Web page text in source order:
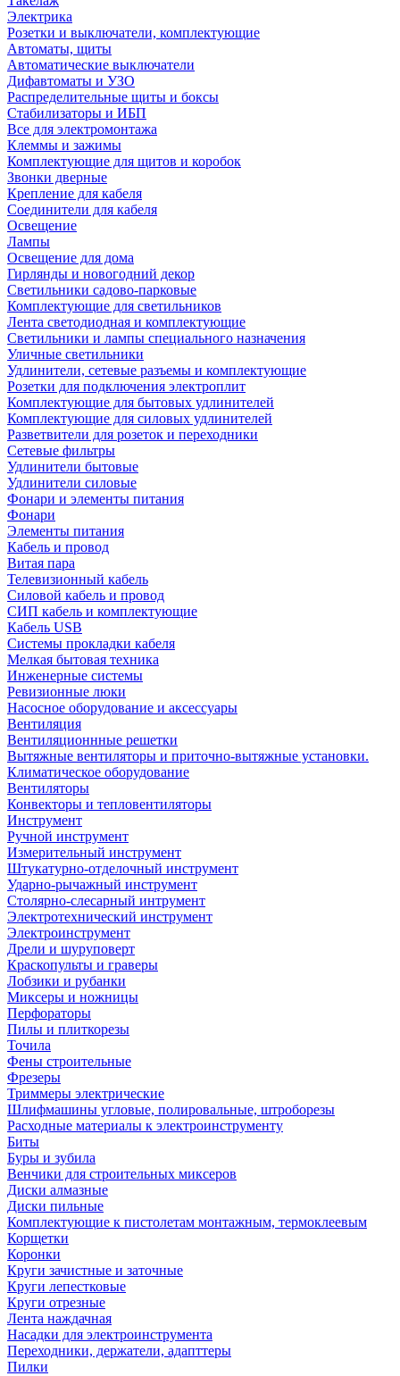
Электрика
Розетки и выключатели, комплектующие
Автоматы, щиты
Автоматические выключатели
Дифавтоматы и УЗО
Распределительные щиты и боксы
Стабилизаторы и ИБП
Все для электромонтажа
Клеммы и зажимы
Комплектующие для щитов и коробок
Звонки дверные
Крепление для кабеля
Соединители для кабеля
Освещение
Лампы
Освещение для дома
Гирлянды и новогодний декор
Светильники садово-парковые
Комплектующие для светильников
Лента светодиодная и комплектующие
Светильники и лампы специального назначения
Уличные светильники
Удлинители, сетевые разъемы и комплектующие
Розетки для подключения электроплит
Комплектующие для бытовых удлинителей
Комплектующие для силовых удлинителей
Разветвители для розеток и переходники
Сетевые фильтры
Удлинители бытовые
Удлинители силовые
Фонари и элементы питания
Фонари
Элементы питания
Кабель и провод
Витая пара
Телевизионный кабель
Силовой кабель и провод
СИП кабель и комплектующие
Кабель USB
Системы прокладки кабеля
Мелкая бытовая техника
Инженерные системы
Ревизионные люки
Насосное оборудование и аксессуары
Вентиляция
Вентиляционнные решетки
Вытяжные вентиляторы и приточно-вытяжные установки.
Климатическое оборудование
Вентиляторы
Конвекторы и тепловентиляторы
Инструмент
Ручной инструмент
Измерительный инструмент
Штукатурно-отделочный инструмент
Ударно-рычажный инструмент
Столярно-слесарный интрумент
Электротехнический инструмент
Электроинструмент
Дрели и шуруповерт
Краскопульты и граверы
Лобзики и рубанки
Миксеры и ножницы
Перфораторы
Пилы и плиткорезы
Точила
Фены строительные
Фрезеры
Триммеры электрические
Шлифмашины угловые, полировальные, штроборезы
Расходные материалы к электроинструменту
Биты
Буры и зубила
Венчики для строительных миксеров
Диски алмазные
Диски пильные
Комплектующие к пистолетам монтажным, термоклеевым
Корщетки
Коронки
Круги зачистные и заточные
Круги лепестковые
Круги отрезные
Лента наждачная
Насадки для электроинструмента
Переходники, держатели, адапттеры
Пилки